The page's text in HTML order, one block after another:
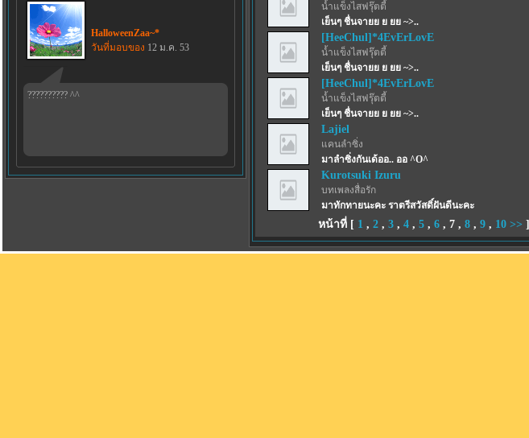
HalloweenZaa~*
วันที่มอบของ 12 ม.ค. 53
?????????? ^^
น้ำแข็งไสฟรุ๊ตตี้
เย็นๆ ชื่นจายย ย ยย ~>..
[HeeChul]*4EvErLovE
น้ำแข็งไสฟรุ๊ตตี้
เย็นๆ ชื่นจายย ย ยย ~>..
[HeeChul]*4EvErLovE
น้ำแข็งไสฟรุ๊ตตี้
เย็นๆ ชื่นจายย ย ยย ~>..
Lajiel
แคนลำซิ่ง
มาลำซิ่งกันเด้ออ.. ออ ^O^
Kurotsuki Izuru
บทเพลงสื่อรัก
มาทักทายนะคะ ราตรีสวัสดิ์ฝันดีนะคะ
หน้าที่ [ 1 , 2 , 3 , 4 , 5 , 6 , 7 , 8 , 9 , 10 >> ]